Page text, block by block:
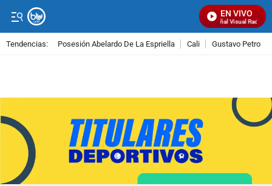
EN VIVO
Señal Visual Radio
Tendencias: Posesión Abelardo De La Espriella Cali Gustavo Petro